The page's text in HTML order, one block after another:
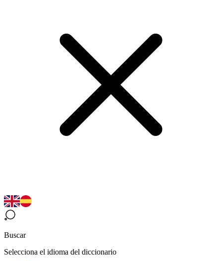
Buscar
Selecciona el idioma del diccionario